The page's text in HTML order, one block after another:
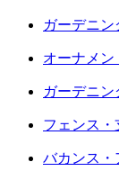
ガーデニン
オーナメン
ガーデニ
フェンス・
バカンス・